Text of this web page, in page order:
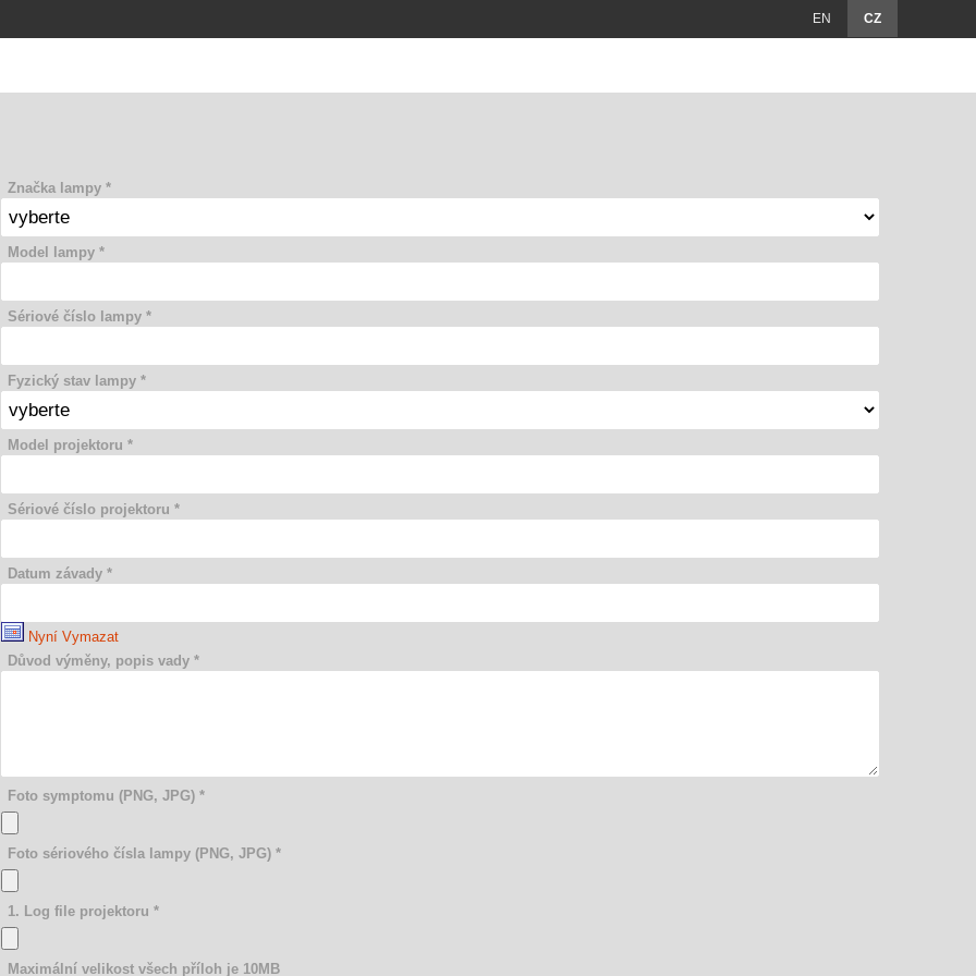
CZ
EN
Značka lampy *
Model lampy *
Sériové číslo lampy *
Fyzický stav lampy *
Model projektoru *
Sériové číslo projektoru *
Datum závady *
Nyní Vymazat
Důvod výměny, popis vady *
Foto symptomu (PNG, JPG) *
Foto sériového čísla lampy (PNG, JPG) *
1. Log file projektoru *
Maximální velikost všech příloh je 10MB